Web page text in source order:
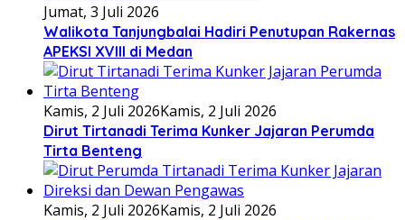
Jumat, 3 Juli 2026
Walikota Tanjungbalai Hadiri Penutupan Rakernas
APEKSI XVIII di Medan
Kamis, 2 Juli 2026Kamis, 2 Juli 2026
Dirut Tirtanadi Terima Kunker Jajaran Perumda
Tirta Benteng
Kamis, 2 Juli 2026Kamis, 2 Juli 2026